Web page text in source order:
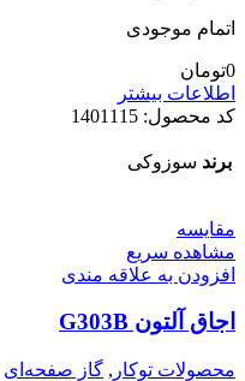
اتمام موجودی
0تومان
اطلاعات بیشتر
کد محصول: 1401115
برند سوزوکی
مقایسه
مشاهده سریع
افزودن به علاقه مندی
اجاق آلتون G303B
محصولات توکار , گاز صفحه‌ای